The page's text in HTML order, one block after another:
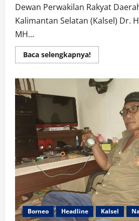
Dewan Perwakilan Rakyat
Kalimantan Selatan (Kalsel) Dr.
MH...
Baca selengkapnya!Read
more
HK
Tegaskan,
Perjuangkan
Pemekaran
Kabupaten
Gambut
Raya
Borneo Headline Kalsel